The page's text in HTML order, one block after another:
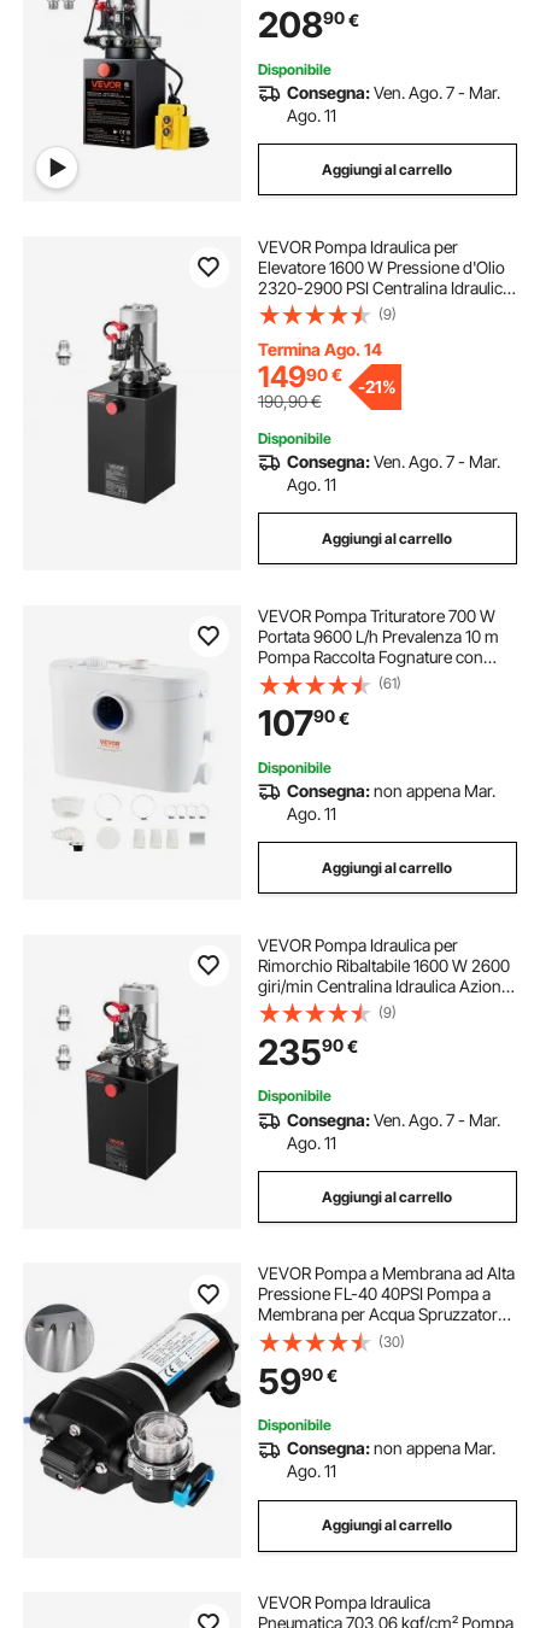
Montacarichi Auto Camion
Rimorchio da Garage
20890€
Disponibile
Consegna:Ven. Ago. 7 - Mar.
Ago. 11
Aggiungi al carrello
VEVOR Pompa Idraulica per
Elevatore 1600 W Pressione d'Olio
2320-2900 PSI Centralina Idraulica
Azione Singola Rimorchio
Ribaltabile con Serbatoio Olio in
Metallo Volume 2,1 mL/r da Officina
(9)
Termina Ago. 14
14990€
190,90€
-21%
Disponibile
Consegna:Ven. Ago. 7 - Mar.
Ago. 11
Aggiungi al carrello
VEVOR Pompa Trituratore 700 W
Portata 9600 L/h Prevalenza 10 m
Pompa Raccolta Fognature con
Maceratore 3 Ingressi Acqua per
Cantina, Macchina per Smaltimento
delle Acque Reflue della Vasca da
Bagno
(61)
10790€
Disponibile
Consegna:non appena Mar.
Ago. 11
Aggiungi al carrello
VEVOR Pompa Idraulica per
Rimorchio Ribaltabile 1600 W 2600
giri/min Centralina Idraulica Azione
Doppia per Sollevamento da
Officina con Serbatoio d'Olio in
Metallo Volume 2,1 mL/r per
Piattaforma
(9)
23590€
Disponibile
Consegna:Ven. Ago. 7 - Mar.
Ago. 11
Aggiungi al carrello
VEVOR Pompa a Membrana ad Alta
Pressione FL-40 40PSI Pompa a
Membrana per Acqua Spruzzatore
Autoadescante 17L / min 12V,
Utilizzo
Camper/Barca/RV/Giardino/Industri
a Agricola
(30)
5990€
Disponibile
Consegna:non appena Mar.
Ago. 11
Aggiungi al carrello
VEVOR Pompa Idraulica
Pneumatica 703,06 kgf/cm² Pompa